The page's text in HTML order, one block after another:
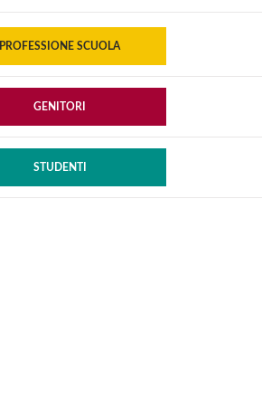
PROFESSIONE SCUOLA
GENITORI
STUDENTI